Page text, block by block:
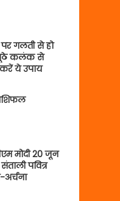
पर गलती से हो
झूठे कलंक से
ये उपाय
मोदी 20 जून
पवित्र